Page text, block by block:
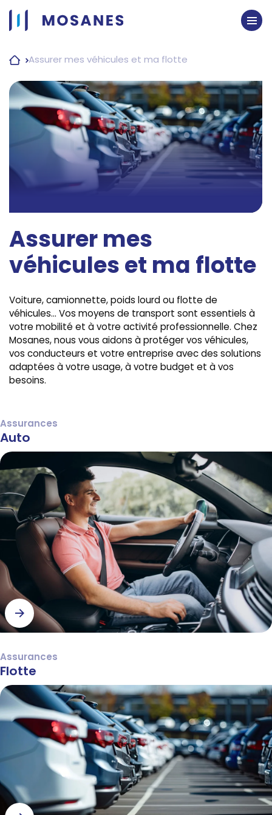
Passer
contenu
Assurer mes véhicules et ma flotte
Assurer mes
véhicules et ma flotte
Voiture, camionnette, poids lourd ou flotte de
véhicules… Vos moyens de transport sont essentiels à
votre mobilité et à votre activité professionnelle. Chez
Mosanes, nous vous aidons à protéger vos véhicules,
vos conducteurs et votre entreprise avec des solutions
adaptées à votre usage, à votre budget et à vos
besoins.
Assurances
Auto
Assurances
Flotte